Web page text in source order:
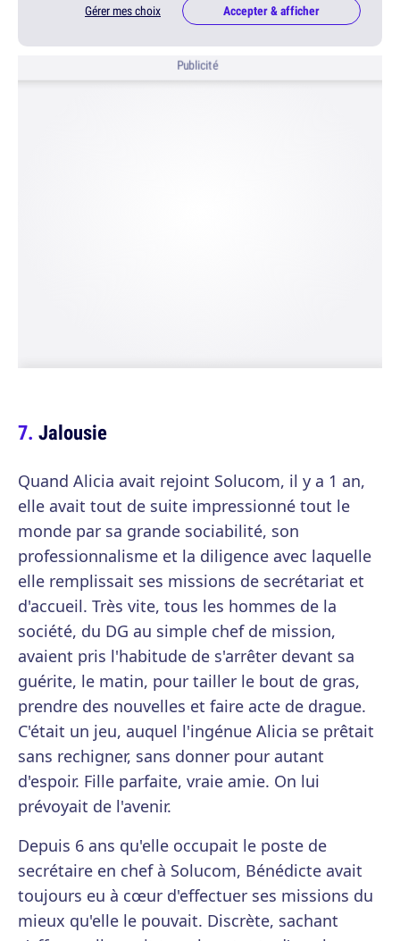
Gérer mes choix Accepter & afficher
Publicité
Jalousie
Quand Alicia avait rejoint Solucom, il y a 1 an,
elle avait tout de suite impressionné tout le
monde par sa grande sociabilité, son
professionnalisme et la diligence avec laquelle
elle remplissait ses missions de secrétariat et
d'accueil. Très vite, tous les hommes de la
société, du DG au simple chef de mission,
avaient pris l'habitude de s'arrêter devant sa
guérite, le matin, pour tailler le bout de gras,
prendre des nouvelles et faire acte de drague.
C'était un jeu, auquel l'ingénue Alicia se prêtait
sans rechigner, sans donner pour autant
d'espoir. Fille parfaite, vraie amie. On lui
prévoyait de l'avenir.
Depuis 6 ans qu'elle occupait le poste de
secrétaire en chef à Solucom, Bénédicte avait
toujours eu à cœur d'effectuer ses missions du
mieux qu'elle le pouvait. Discrète, sachant